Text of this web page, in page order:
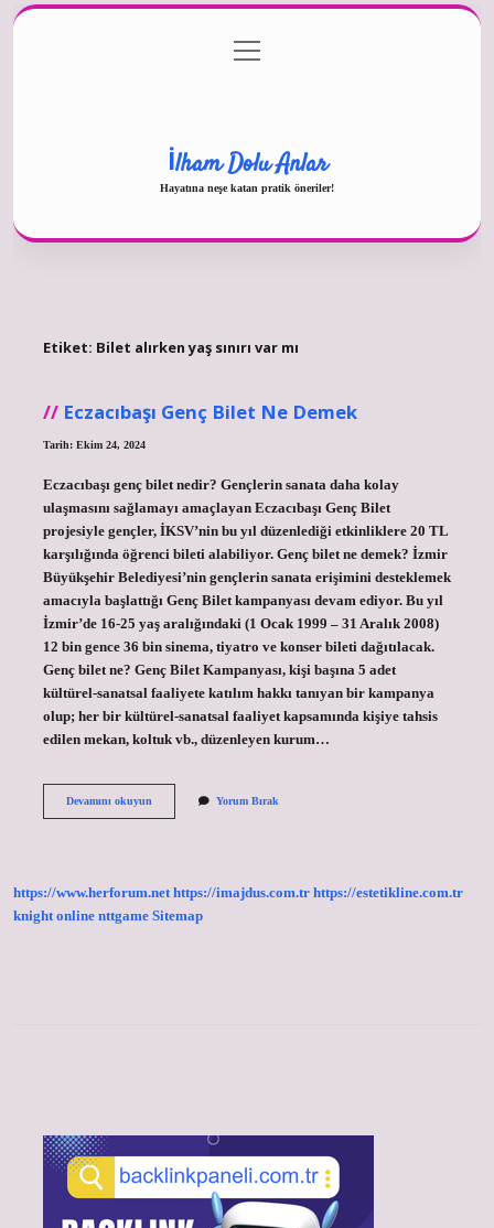
Gizlilik Politikası
menüyü
aç
İlham Dolu Anlar
Hayatına neşe katan pratik öneriler!
Etiket: Bilet alırken yaş sınırı var mı
Eczacıbaşı Genç Bilet Ne Demek
Tarih: Ekim 24, 2024
Eczacıbaşı genç bilet nedir? Gençlerin sanata daha kolay
ulaşmasını sağlamayı amaçlayan Eczacıbaşı Genç Bilet
projesiyle gençler, İKSV’nin bu yıl düzenlediği etkinliklere 20 TL
karşılığında öğrenci bileti alabiliyor. Genç bilet ne demek? İzmir
Büyükşehir Belediyesi’nin gençlerin sanata erişimini desteklemek
amacıyla başlattığı Genç Bilet kampanyası devam ediyor. Bu yıl
İzmir’de 16-25 yaş aralığındaki (1 Ocak 1999 – 31 Aralık 2008)
12 bin gence 36 bin sinema, tiyatro ve konser bileti dağıtılacak.
Genç bilet ne? Genç Bilet Kampanyası, kişi başına 5 adet
kültürel-sanatsal faaliyete katılım hakkı tanıyan bir kampanya
olup; her bir kültürel-sanatsal faaliyet kapsamında kişiye tahsis
edilen mekan, koltuk vb., düzenleyen kurum…
Devamını okuyunEczacıbaşı
Yorum Bırak
https://www.herforum.net https://imajdus.com.tr https://estetikline.com.tr
knight online nttgame Sitemap